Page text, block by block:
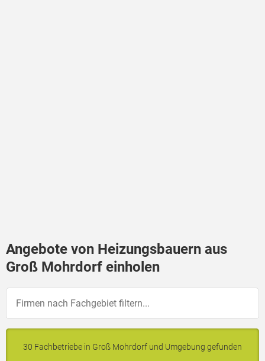
Angebote von Heizungsbauern aus
Groß Mohrdorf einholen
30 Fachbetriebe in Groß Mohrdorf und Umgebung gefunden